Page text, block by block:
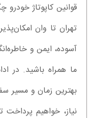
قوانین کاپوتاژ
تهران تا وان
آسوده، ایمن و
ما همراه باشید. در
بهترین زمان و مسیر
نیاز، خواهیم پرداخت